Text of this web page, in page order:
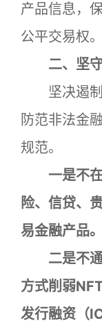
产品信息，
公平交易权。
二、坚守
坚决遏制
防范非法金
规范。
一是不在
险、信贷、
易金融产品。
二是不通
方式削弱
发行融资（